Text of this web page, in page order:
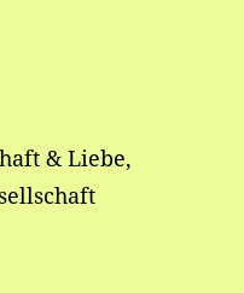
& Liebe,